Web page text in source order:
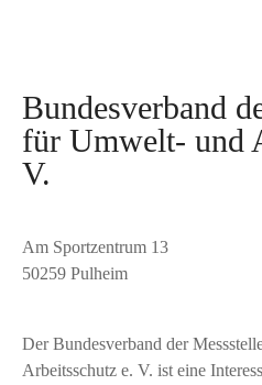
Bundesverband
für Umwelt- und
V.
Am Sportzentrum 13
50259 Pulheim
Der Bundesverband der
Arbeitsschutz e. V. ist eine